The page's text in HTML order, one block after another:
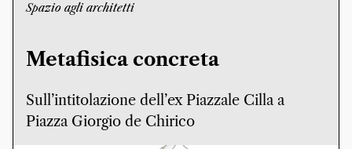
Spazio agli architetti
Metafisica concreta
Sull’intitolazione dell’ex Piazzale Cilla a
Piazza Giorgio de Chirico